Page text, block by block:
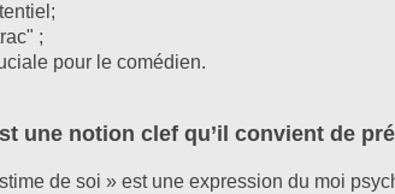
;
pour le comédien.
une notion clef qu’il convient de
de soi » est une expression du moi